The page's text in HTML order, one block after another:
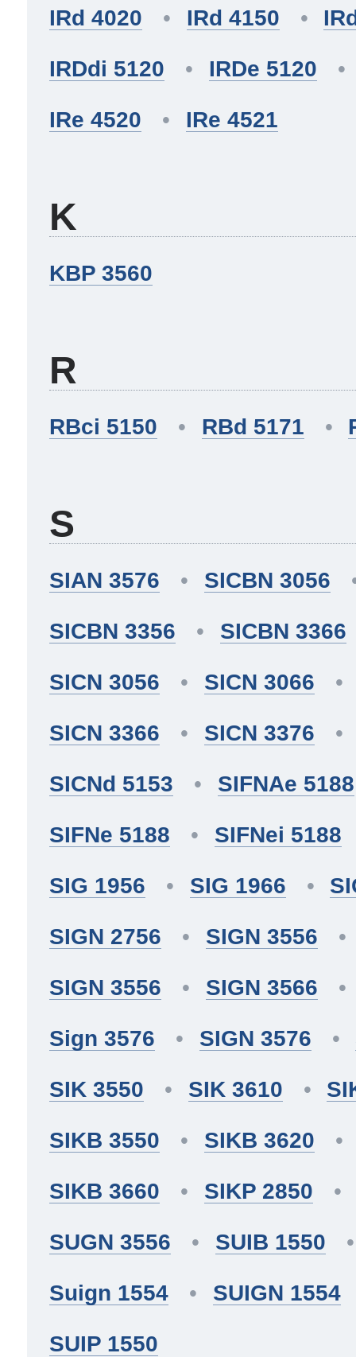
IRd 4020 IRd 4150
IRDdi 5120 IRDe 5120
IRe 4520 IRe 4521
K
KBP 3560
R
RBci 5150 RBd 5171
S
SIAN 3576 SICBN 3056
SICBN 3356 SICBN 3366
SICN 3056 SICN 3066
SICN 3366 SICN 3376
SICNd 5153 SIFNAe 5188
SIFNe 5188 SIFNei 5188
SIG 1956 SIG 1966
SIGN 2756 SIGN 3556
SIGN 3556 SIGN 3566
Sign 3576 SIGN 3576
SIK 3550 SIK 3610
SIKB 3550 SIKB 3620
SIKB 3660 SIKP 2850
SUGN 3556 SUIB 1550
Suign 1554 SUIGN 1554
SUIP 1550